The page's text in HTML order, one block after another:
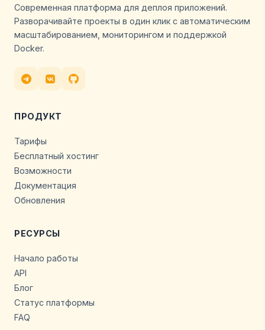
Современная платформа для деплоя приложений.
Разворачивайте проекты в один клик с автоматическим
масштабированием, мониторингом и поддержкой
Docker.
ПРОДУКТ
Тарифы
Бесплатный хостинг
Возможности
Документация
Обновления
РЕСУРСЫ
Начало работы
API
Блог
Статус платформы
FAQ